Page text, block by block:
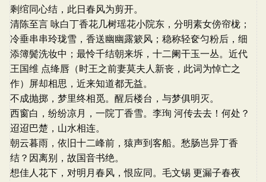
剩绾同心结，此日春风为剪开。
清陈至言 咏白丁香花几树瑶花小院东，分明素女傍帘栊；
冷垂串串玲珑雪，香送幽幽露簌风；稳称轻奁匀粉后，细
添簿鬓洗妆中；最怜千结朝来坼，十二阑干玉一丛。近代
王国维 点绛唇（时王之前妻莫夫人新丧，此词为悼亡之
作）屏却相思，近来知道都无益。
不成抛掷，梦里终相觅。醒后楼台，与梦俱明灭。
西窗白，纷纷凉月，一院丁香雪。李珣 河传去去！何处？
迢迢巴楚，山水相连。
朝云暮雨，依旧十二峰前，猿声到客船。愁肠岂异丁香
结？因离别，故国音书绝。
想佳人花下，对明月春风，恨应同。毛文锡 更漏子春夜